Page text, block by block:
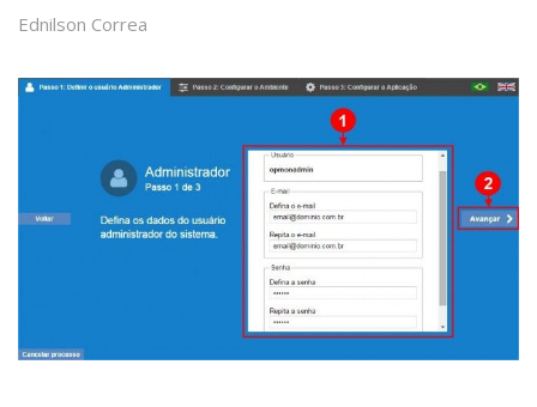
Ednilson Correa